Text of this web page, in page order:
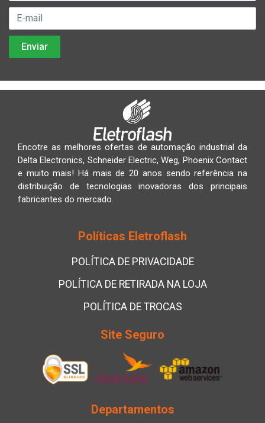
Encotre as melhores ofertas de automação industrial da
Delta Electronics, Schneider Electric, Weg, Phoenix Contact
e muito mais! Há mais de 20 anos sendo referência na
distribuição de tecnologias inovadoras dos principais
fabricantes do mercado.
Políticas Eletroflash
POLÍTICA DE PRIVACIDADE
POLÍTICA DE RETIRADA NA LOJA
POLÍTICA DE TROCAS
Site Seguro
Departamentos